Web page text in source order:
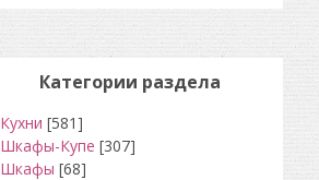
Категории раздела
Кухни [581]
Шкафы-Купе [307]
Шкафы [68]